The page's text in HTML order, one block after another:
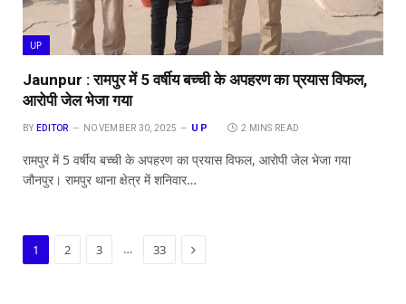
UP
Jaunpur : रामपुर में 5 वर्षीय बच्ची के अपहरण का प्रयास विफल,
आरोपी जेल भेजा गया
BY EDITOR NOVEMBER 30, 2025 UP 2 MINS READ
रामपुर में 5 वर्षीय बच्ची के अपहरण का प्रयास विफल, आरोपी जेल भेजा गया
जौनपुर। रामपुर थाना क्षेत्र में शनिवार…
1 2 3 … 33 Next